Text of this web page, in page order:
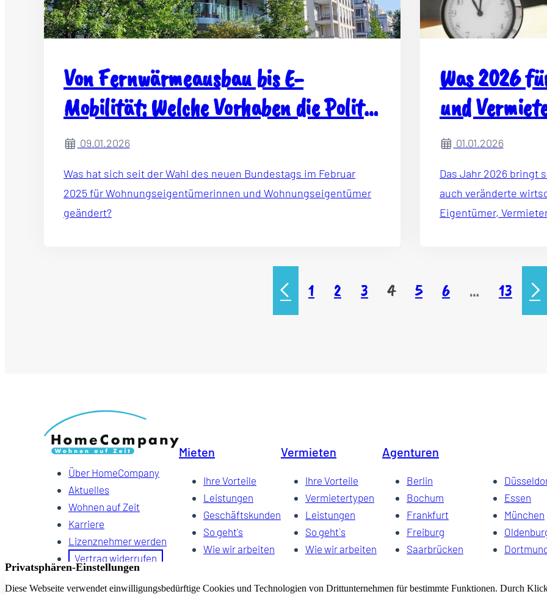
Von Fernwärmeausbau bis E-
Mobilität: Welche Vorhaben die Politik
in 2026 angehen sollte
09.01.2026
Was hat sich seit der Wahl des neuen Bundestags im Februar
2025 für Wohnungseigentümerinnen und Wohnungseigentümer
geändert?
Was 2026
und
01.01.2026
Das Jahr 2026 bringt
auch veränderte
Eigentümer,
1 2 3 4 5 6 … 13
Über HomeCompany
Aktuelles
Wohnen auf Zeit
Karriere
Lizenznehmer werden
Vertrag widerrufen
Mieten
Ihre Vorteile
Leistungen
Geschäftskunden
So geht's
Wie wir arbeiten
Suchauftrag
Vermieten
Ihre Vorteile
Vermietertypen
Leistungen
So geht`s
Wie wir arbeiten
Agenturen
Berlin
Bochum
Essen
Frankfurt
München
Freiburg
Saarbrücken
Wuppertal
Bremen